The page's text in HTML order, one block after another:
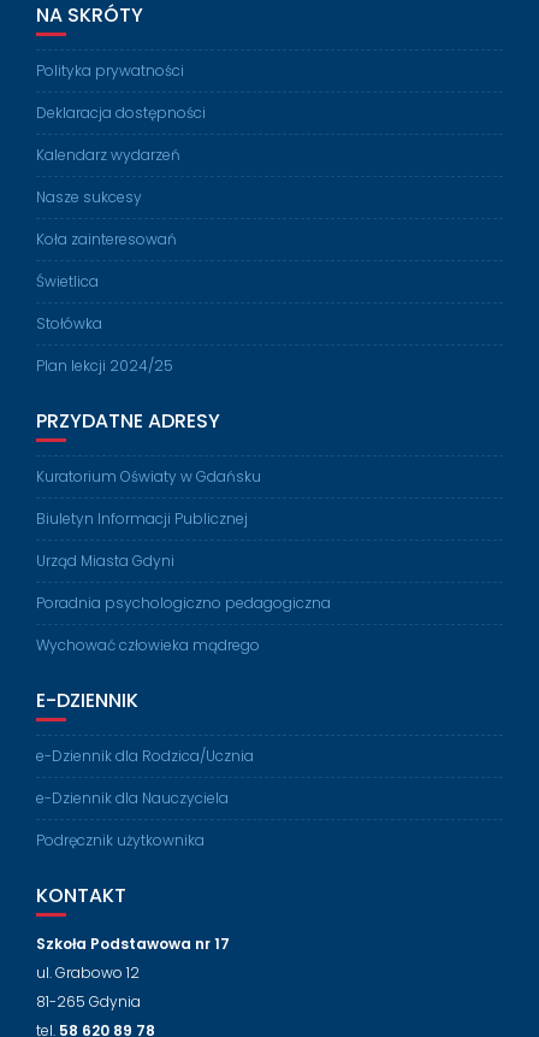
NA SKRÓTY
Polityka prywatności
Deklaracja dostępności
Kalendarz wydarzeń
Nasze sukcesy
Koła zainteresowań
Świetlica
Stołówka
Plan lekcji 2024/25
PRZYDATNE ADRESY
Kuratorium Oświaty w Gdańsku
Biuletyn Informacji Publicznej
Urząd Miasta Gdyni
Poradnia psychologiczno pedagogiczna
Wychować człowieka mądrego
E-DZIENNIK
e-Dziennik dla Rodzica/Ucznia
e-Dziennik dla Nauczyciela
Podręcznik użytkownika
KONTAKT
Szkoła Podstawowa nr 17
ul. Grabowo 12
81-265 Gdynia
tel. 58 620 89 78